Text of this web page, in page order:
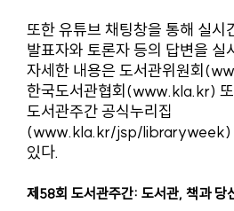
또한 유튜브 채팅창을 통해 실시
발표자와 토론자 등의 답변을 실
자세한 내용은 도서관위원회
한국도서관협회(www.kla.kr)
도서관주간 공식누리집
(www.kla.kr/jsp/libraryweek)
있다.
제58회 도서관주간: 도서관, 책과 당